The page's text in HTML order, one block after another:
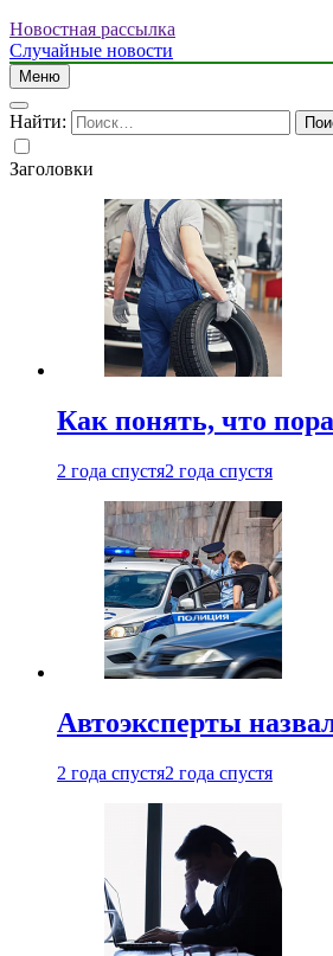
Новостная рассылка
Случайные новости
Меню
Найти:
Заголовки
Как понять, что
2 года спустя2 года спустя
Автоэксперты
2 года спустя2 года спустя